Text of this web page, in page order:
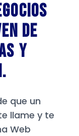
de
y
que un
llame y te
Web